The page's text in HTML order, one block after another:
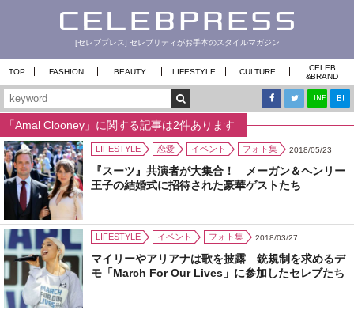
[セレブプレス] セレブリティがお手本のスタイルマガジン
TOP FASHION BEAUTY LIFESTYLE CULTURE
CELEB
&BRAND
LINE B!
「Amal Clooney」に関する記事は2件あります
LIFESTYLE 恋愛 イベント フォト集 2018/05/23
『スーツ』共演者が大集合！ メーガン＆ヘンリー
王子の結婚式に招待された豪華ゲストたち
LIFESTYLE イベント フォト集 2018/03/27
マイリーやアリアナは歌を披露 銃規制を求めるデ
モ「March For Our Lives」に参加したセレブたち